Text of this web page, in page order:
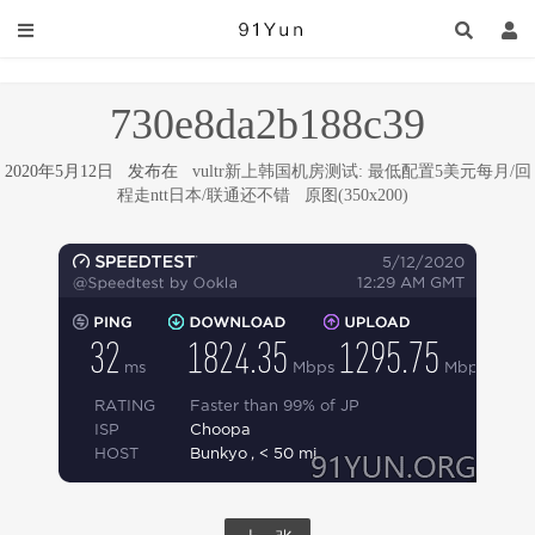
730e8da2b188c39
2020年5月12日 发布在 vultr新上韩国机房测试: 最低配置5美元每月/回
程走ntt日本/联通还不错
原图(350x200)